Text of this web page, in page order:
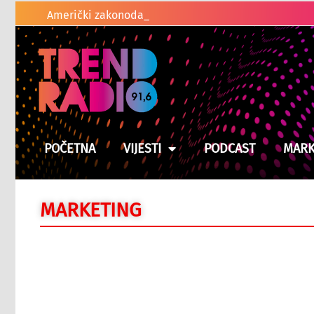
Američki zakonodavci traže od Trumpa da pono
POČETNA VIJESTI PODCAST
MARKETING